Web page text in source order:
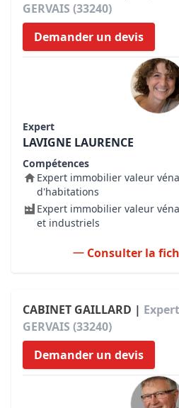
GERVAIS (33240)
Demander un devis
Expert
LAVIGNE LAURENCE
Compétences
Expert immobilier valeur
d'habitations
Expert immobilier valeur
et industriels
Consulter la
CABINET GAILLARD |
GERVAIS (33240)
Demander un devis